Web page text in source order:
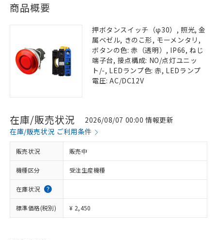
商品概要
押ボタンスイッチ（φ30）, 照光, 金
属ベゼル, きのこ形, モーメンタリ,
ボタンの色: 赤（透明）, IP66, ねじ
端子台, 接点構成: NO/点灯ユニッ
ト/-, LEDランプ色: 赤, LEDランプ
電圧: AC/DC12V
在庫/販売状況
2026/08/07 00:00 情報更新
在庫/販売状況 ご利用条件
販売状況 販売中
機種区分 受注生産機種
在庫状況
標準価格(税別) ¥ 2,450